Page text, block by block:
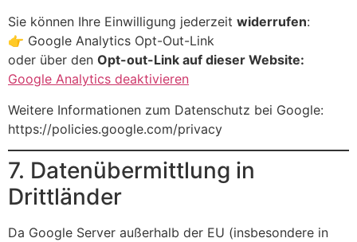
Sie können Ihre Einwilligung jederzeit widerrufen:
👉 Google Analytics Opt-Out-Link
oder über den Opt-out-Link auf dieser Website:
Google Analytics deaktivieren
Weitere Informationen zum Datenschutz bei Google:
https://policies.google.com/privacy
7. Datenübermittlung in
Drittländer
Da Google Server außerhalb der EU (insbesondere in